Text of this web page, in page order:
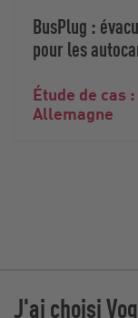
BusPlug :
pour les
Étude de cas
Allemagne
J'ai choisi